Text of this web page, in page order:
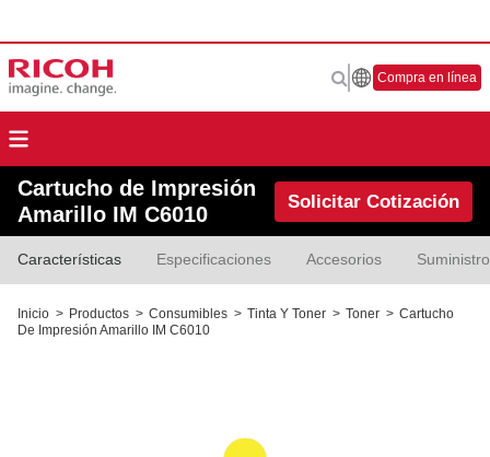
Compra en línea
Cartucho de Impresión
Amarillo IM C6010
Solicitar Cotización
Características Especificaciones Accesorios
Inicio > Productos > Consumibles > Tinta Y Toner > Toner > Cartucho
De Impresión Amarillo IM C6010